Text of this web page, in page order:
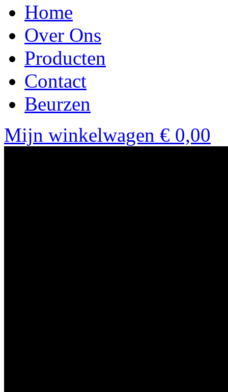
Home
Over Ons
Producten
Contact
Beurzen
Mijn winkelwagen € 0,00